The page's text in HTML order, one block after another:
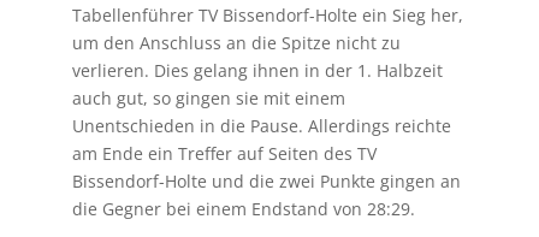
Tabellenführer TV Bissendorf-Holte ein Sieg her,
um den Anschluss an die Spitze nicht zu
verlieren. Dies gelang ihnen in der 1. Halbzeit
auch gut, so gingen sie mit einem
Unentschieden in die Pause. Allerdings reichte
am Ende ein Treffer auf Seiten des TV
Bissendorf-Holte und die zwei Punkte gingen an
die Gegner bei einem Endstand von 28:29.